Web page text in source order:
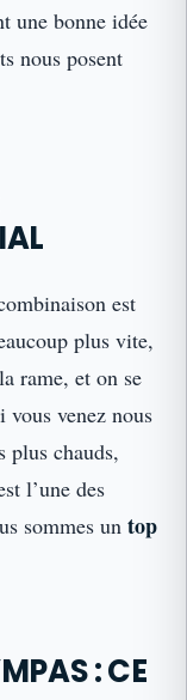
une bonne idée
nous posent
est
plus vite,
rame, et on se
vous venez nous
plus chauds,
l’une des
sommes un top
: CE